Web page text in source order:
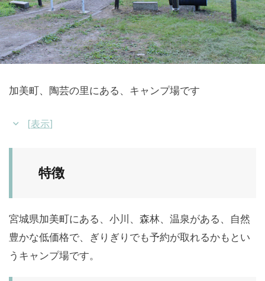
加美町、陶芸の里にある、キャンプ場です
[表示]
特徴
宮城県加美町にある、小川、森林、温泉がある、自然
豊かな低価格で、ぎりぎりでも予約が取れるかもとい
うキャンプ場です。